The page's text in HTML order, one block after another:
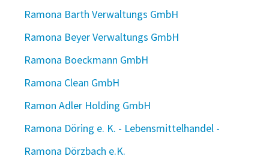
Ramona Barth Verwaltungs GmbH
Ramona Beyer Verwaltungs GmbH
Ramona Boeckmann GmbH
Ramona Clean GmbH
Ramon Adler Holding GmbH
Ramona Döring e. K. - Lebensmittelhandel -
Ramona Dörzbach e.K.